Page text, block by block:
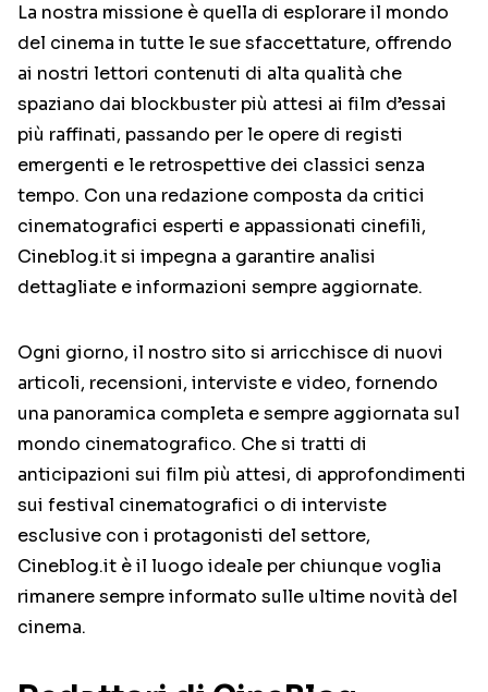
La nostra missione è quella di esplorare il mondo
del cinema in tutte le sue sfaccettature, offrendo
ai nostri lettori contenuti di alta qualità che
spaziano dai blockbuster più attesi ai film d’essai
più raffinati, passando per le opere di registi
emergenti e le retrospettive dei classici senza
tempo. Con una redazione composta da critici
cinematografici esperti e appassionati cinefili,
Cineblog.it si impegna a garantire analisi
dettagliate e informazioni sempre aggiornate.
Ogni giorno, il nostro sito si arricchisce di nuovi
articoli, recensioni, interviste e video, fornendo
una panoramica completa e sempre aggiornata sul
mondo cinematografico. Che si tratti di
anticipazioni sui film più attesi, di approfondimenti
sui festival cinematografici o di interviste
esclusive con i protagonisti del settore,
Cineblog.it è il luogo ideale per chiunque voglia
rimanere sempre informato sulle ultime novità del
cinema.